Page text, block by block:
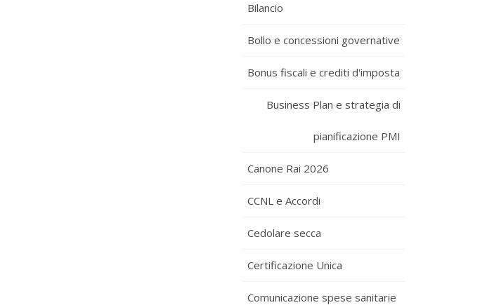
Bilancio
Bollo e concessioni governative
Bonus fiscali e crediti d'imposta
Business Plan e strategia di
pianificazione PMI
Canone Rai 2026
CCNL e Accordi
Cedolare secca
Certificazione Unica
Comunicazione spese sanitarie